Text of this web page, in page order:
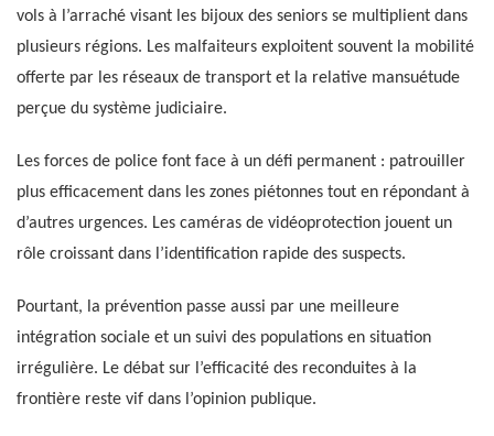
vols à l’arraché visant les bijoux des seniors se multiplient dans
plusieurs régions. Les malfaiteurs exploitent souvent la mobilité
offerte par les réseaux de transport et la relative mansuétude
perçue du système judiciaire.
Les forces de police font face à un défi permanent : patrouiller
plus efficacement dans les zones piétonnes tout en répondant à
d’autres urgences. Les caméras de vidéoprotection jouent un
rôle croissant dans l’identification rapide des suspects.
Pourtant, la prévention passe aussi par une meilleure
intégration sociale et un suivi des populations en situation
irrégulière. Le débat sur l’efficacité des reconduites à la
frontière reste vif dans l’opinion publique.